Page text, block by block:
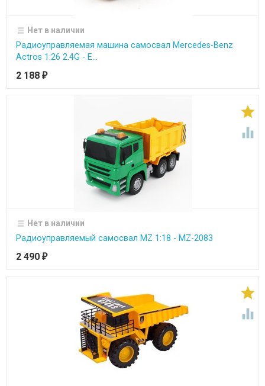
Нет в наличии
Радиоуправляемая машина самосвал Mercedes-Benz
Actros 1:26 2.4G - E...
2 188 ₽


Нет в наличии
Радиоуправляемый самосвал MZ 1:18 - MZ-2083
2 490 ₽

